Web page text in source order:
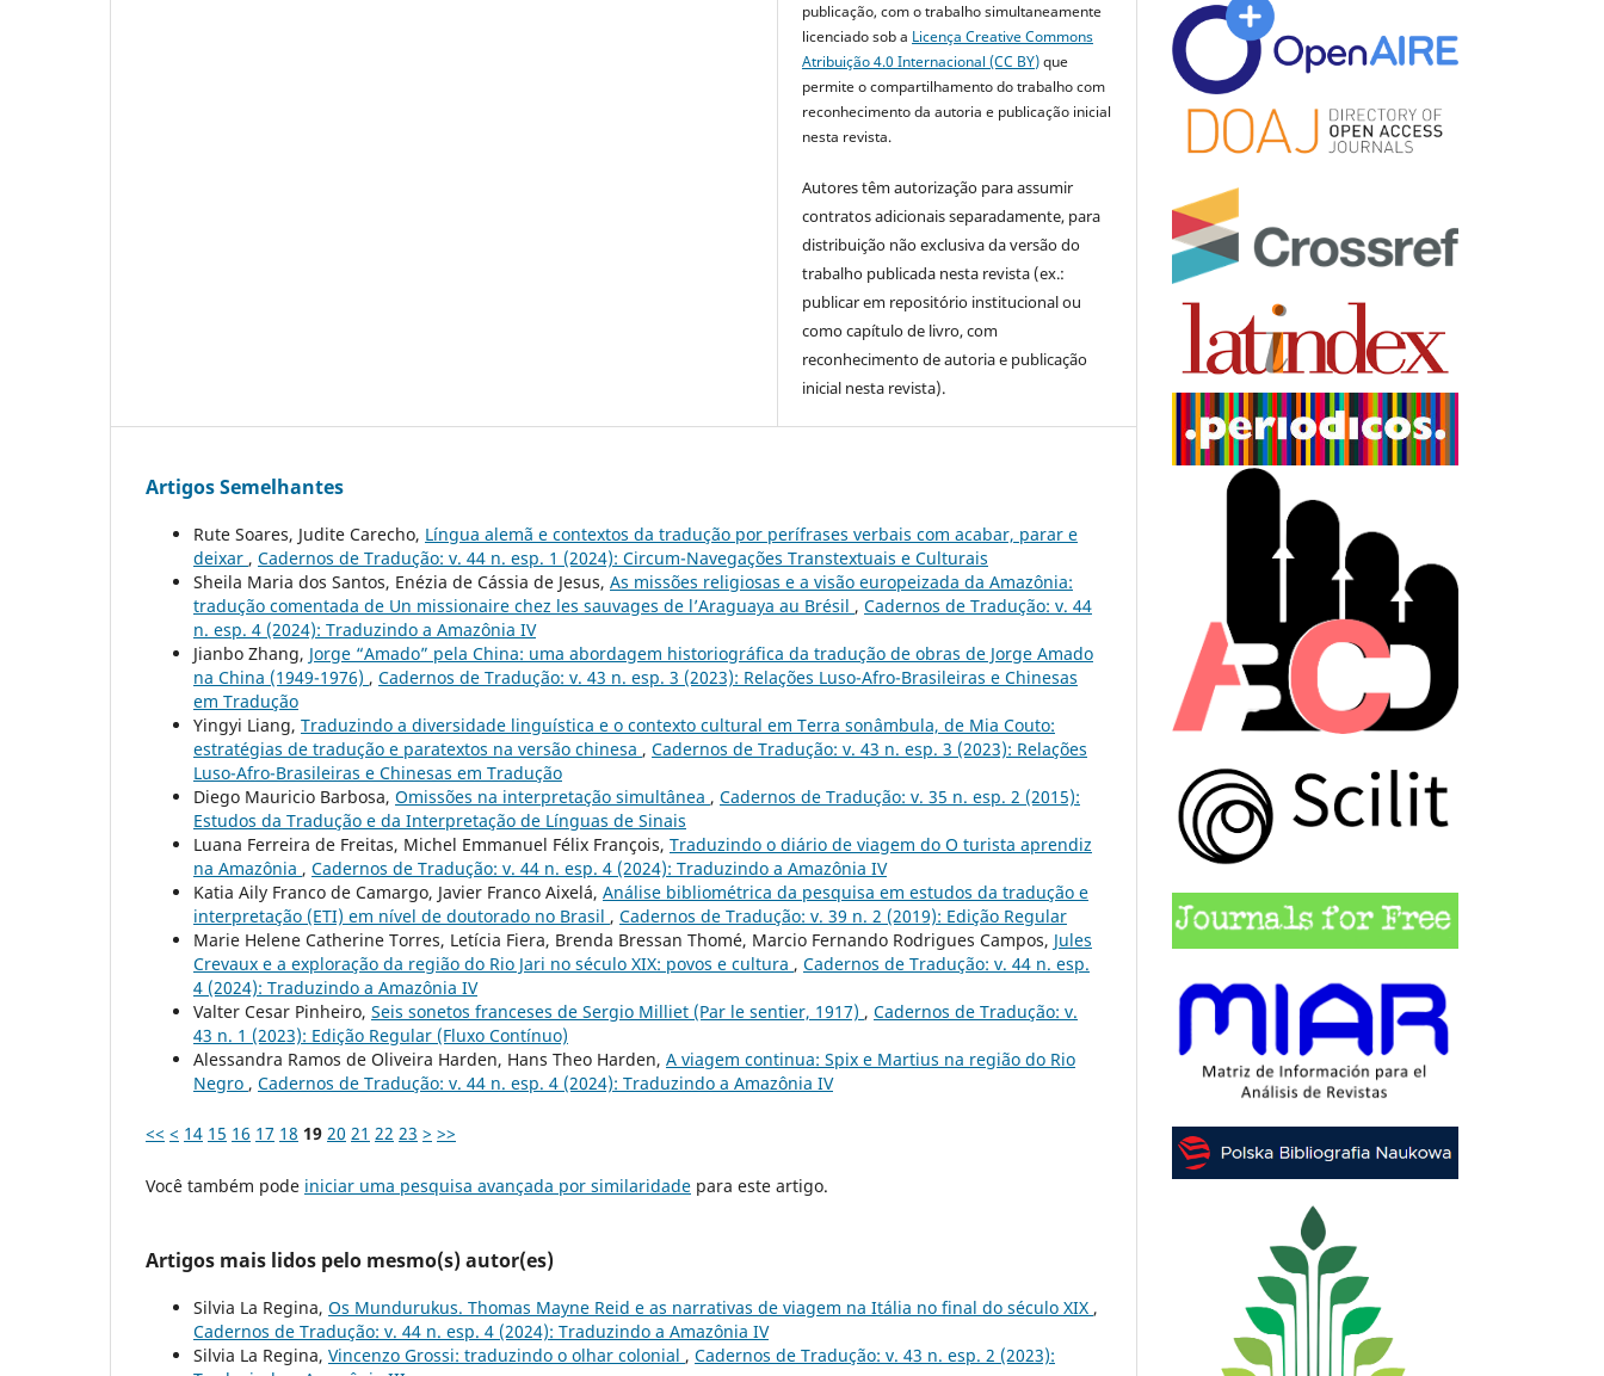
publicação, com o trabalho simultaneamente
licenciado sob a Licença Creative Commons
Atribuição 4.0 Internacional (CC BY)que
permite o compartilhamento do trabalho com
reconhecimento da autoria e publicação inicial
nesta revista.
Autores têm autorização para assumir
contratos adicionais separadamente, para
distribuição não exclusiva da versão do
trabalho publicada nesta revista (ex.:
publicar em repositório institucional ou
como capítulo de livro, com
reconhecimento de autoria e publicação
inicial nesta revista).
Artigos Semelhantes
Rute Soares, Judite Carecho, Língua alemã e contextos da tradução por perífrases verbais com acabar, parar e
deixar , Cadernos de Tradução: v. 44 n. esp. 1 (2024): Circum-Navegações Transtextuais e Culturais
Sheila Maria dos Santos, Enézia de Cássia de Jesus, As missões religiosas e a visão europeizada da Amazônia:
tradução comentada de Un missionaire chez les sauvages de l’Araguaya au Brésil , Cadernos de Tradução: v. 44
n. esp. 4 (2024): Traduzindo a Amazônia IV
Jianbo Zhang, Jorge “Amado” pela China: uma abordagem historiográfica da tradução de obras de Jorge Amado
na China (1949-1976) , Cadernos de Tradução: v. 43 n. esp. 3 (2023): Relações Luso-Afro-Brasileiras e Chinesas
em Tradução
Yingyi Liang, Traduzindo a diversidade linguística e o contexto cultural em Terra sonâmbula, de Mia Couto:
estratégias de tradução e paratextos na versão chinesa , Cadernos de Tradução: v. 43 n. esp. 3 (2023): Relações
Luso-Afro-Brasileiras e Chinesas em Tradução
Diego Mauricio Barbosa, Omissões na interpretação simultânea , Cadernos de Tradução: v. 35 n. esp. 2 (2015):
Estudos da Tradução e da Interpretação de Línguas de Sinais
Luana Ferreira de Freitas, Michel Emmanuel Félix François, Traduzindo o diário de viagem do O turista aprendiz
na Amazônia , Cadernos de Tradução: v. 44 n. esp. 4 (2024): Traduzindo a Amazônia IV
Katia Aily Franco de Camargo, Javier Franco Aixelá, Análise bibliométrica da pesquisa em estudos da tradução e
interpretação (ETI) em nível de doutorado no Brasil , Cadernos de Tradução: v. 39 n. 2 (2019): Edição Regular
Marie Helene Catherine Torres, Letícia Fiera, Brenda Bressan Thomé, Marcio Fernando Rodrigues Campos, Jules
Crevaux e a exploração da região do Rio Jari no século XIX: povos e cultura , Cadernos de Tradução: v. 44 n. esp.
4 (2024): Traduzindo a Amazônia IV
Valter Cesar Pinheiro, Seis sonetos franceses de Sergio Milliet (Par le sentier, 1917) , Cadernos de Tradução: v.
43 n. 1 (2023): Edição Regular (Fluxo Contínuo)
Alessandra Ramos de Oliveira Harden, Hans Theo Harden, A viagem continua: Spix e Martius na região do Rio
Negro , Cadernos de Tradução: v. 44 n. esp. 4 (2024): Traduzindo a Amazônia IV
<< < 14 15 16 17 18 19 20 21 22 23 > >>
Você também pode iniciar uma pesquisa avançada por similaridade para este artigo.
Artigos mais lidos pelo mesmo(s) autor(es)
Silvia La Regina, Os Mundurukus. Thomas Mayne Reid e as narrativas de viagem na Itália no final do século XIX ,
Cadernos de Tradução: v. 44 n. esp. 4 (2024): Traduzindo a Amazônia IV
Silvia La Regina, Vincenzo Grossi: traduzindo o olhar colonial , Cadernos de Tradução: v. 43 n. esp. 2 (2023):